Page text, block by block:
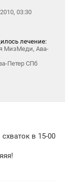
03:30
лечение:
МизМеди, Ава-
Петер СПб
в 15-00